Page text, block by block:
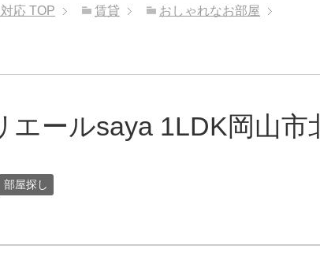
応 TOP 賃貸
おしゃれなお部屋
ールsaya 1LDK岡山市
部屋探し